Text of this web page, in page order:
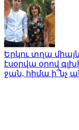
Երկու տղա
էսօրվա օրով
ջան, հիմա ի՞նչ